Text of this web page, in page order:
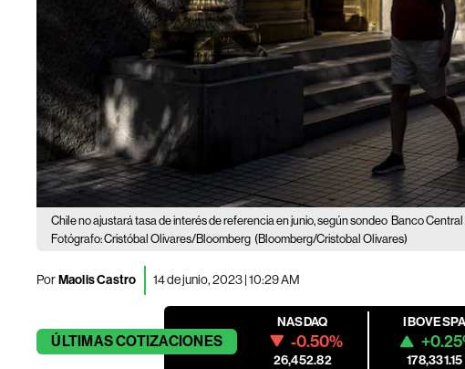
Chile no ajustará tasa de interés de referencia en junio, según sondeo Banco Central
Fotógrafo: Cristóbal Olivares/Bloomberg (Bloomberg/Cristobal Olivares)
PorMaolis Castro 14 de junio, 2023 | 10:29 AM
ÚLTIMASCOTIZACIONES
NASDAQ
-0.50%
26,452.82
IBOVESPA
178,331.15